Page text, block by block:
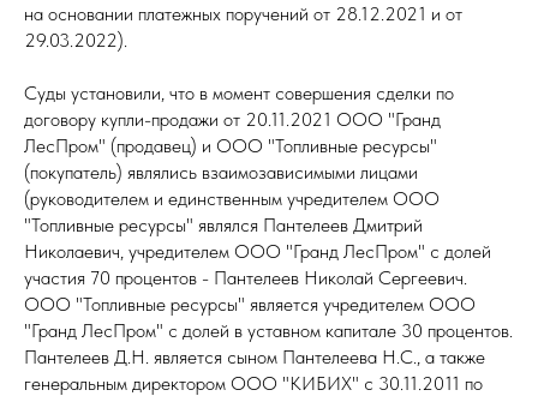
на основании платежных поручений от 28.12.2021 и от
29.03.2022).
Суды установили, что в момент совершения сделки по
договору купли-продажи от 20.11.2021 ООО "Гранд
ЛесПром" (продавец) и ООО "Топливные ресурсы"
(покупатель) являлись взаимозависимыми лицами
(руководителем и единственным учредителем ООО
"Топливные ресурсы" являлся Пантелеев Дмитрий
Николаевич, учредителем ООО "Гранд ЛесПром" с долей
участия 70 процентов - Пантелеев Николай Сергеевич.
ООО "Топливные ресурсы" является учредителем ООО
"Гранд ЛесПром" с долей в уставном капитале 30 процентов.
Пантелеев Д.Н. является сыном Пантелеева Н.С., а также
генеральным директором ООО "КИБИХ" с 30.11.2011 по